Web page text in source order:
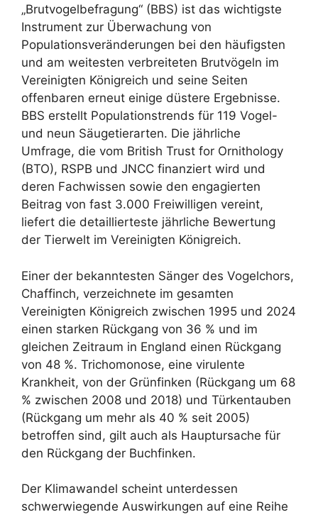
„Brutvogelbefragung“ (BBS) ist das wichtigste
Instrument zur Überwachung von
Populationsveränderungen bei den häufigsten
und am weitesten verbreiteten Brutvögeln im
Vereinigten Königreich und seine Seiten
offenbaren erneut einige düstere Ergebnisse.
BBS erstellt Populationstrends für 119 Vogel-
und neun Säugetierarten. Die jährliche
Umfrage, die vom British Trust for Ornithology
(BTO), RSPB und JNCC finanziert wird und
deren Fachwissen sowie den engagierten
Beitrag von fast 3.000 Freiwilligen vereint,
liefert die detaillierteste jährliche Bewertung
der Tierwelt im Vereinigten Königreich.
Einer der bekanntesten Sänger des Vogelchors,
Chaffinch, verzeichnete im gesamten
Vereinigten Königreich zwischen 1995 und 2024
einen starken Rückgang von 36 % und im
gleichen Zeitraum in England einen Rückgang
von 48 %. Trichomonose, eine virulente
Krankheit, von der Grünfinken (Rückgang um 68
% zwischen 2008 und 2018) und Türkentauben
(Rückgang um mehr als 40 % seit 2005)
betroffen sind, gilt auch als Hauptursache für
den Rückgang der Buchfinken.
Der Klimawandel scheint unterdessen
schwerwiegende Auswirkungen auf eine Reihe